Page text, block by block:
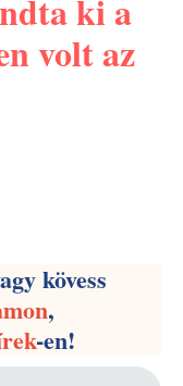
ki a
volt az
kövess
,
-en!